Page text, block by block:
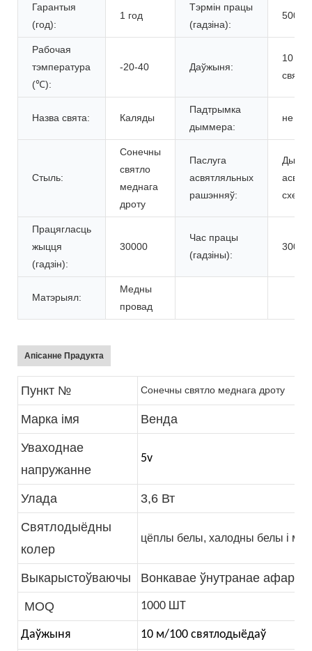
Гарантыя
(год):
1 год
Тэрмін працы
(гадзіна):
50000
Рабочая
тэмпература
(℃):
-20-40 Даўжыня:
10 м/
Назва свята: Каляды
Падтрымка
дыммера:
не
Стыль:
Сонечны
святло
меднага
дроту
Паслуга
асвятляльных
рашэнняў:
схем
Працягласць
жыцця
(гадзін):
30000
Час працы
(гадзіны):
30000
Матэрыял:
Медны
провад
Апісанне Прадукта
Пункт № Сонечны святло меднага дроту
Марка імя Венда
Уваходнае
напружанне
5v
Улада 3,6 Вт
Святлодыёдны
колер
цёплы белы, халодны белы і
Выкарыстоўваючы Вонкавае ўнутранае
MOQ 1000 ШТ
Даўжыня 10 м/100 святлодыёдаў